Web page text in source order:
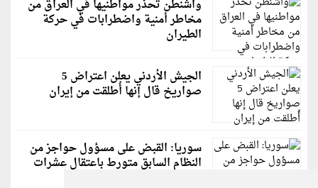
واشنطن تحذر مواطنيها في العراق من
مخاطر أمنية واضطرابات في حركة
الطيران
الجيش الأردني يعلن اعتراض 5
صواريخ قال إنها أُطلقت من إيران
سوريا: القبض على مسؤول حواجز من
النظام السابق متورط باعتقال عشرات